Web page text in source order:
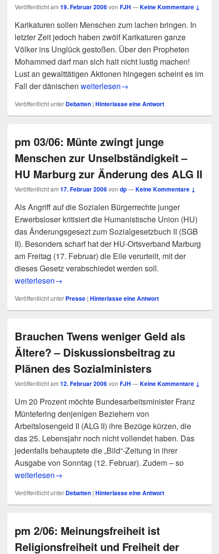
Veröffentlicht am 19. Februar 2006von FJH —Keine Kommentare ↓
Karikaturen sollen Menschen zum lachen bringen. In
letzter Zeit jedoch haben zwölf Karikaturen ganze
Völker ins Unglück gestoßen. Über den Propheten
Mohammed darf man sich halt nicht lustig machen!
Lust an gewalttätigen Aktionen hingegen scheint es im
Fall der dänischen Intelligentes Design oder hässliche
weiterlesen→
Veröffentlicht unter Debatten | Hinterlasse eine Antwort
pm 03/06: Münte zwingt junge
Menschen zur Unselbständigkeit –
HU Marburg zur Änderung des ALG II
Veröffentlicht am 17. Februar 2006von dp—Keine Kommentare ↓
Als Angriff auf die Sozialen Bürgerrechte junger
Erwerbsloser kritisiert die Humanistische Union (HU)
das Änderungsgesezt zum Sozialgesetzbuch II (SGB
II). Besonders scharf hat der HU-Ortsverband Marburg
am Freitag (17. Februar) die Eile verurteilt, mit der
dieses Gesetz verabschiedet werden soll.
pm 03/06: Münte zwingt junge Menschen zur
weiterlesen→
Veröffentlicht unter Presse | Hinterlasse eine Antwort
Brauchen Twens weniger Geld als
Ältere? – Diskussionsbeitrag zu
Plänen des Sozialministers
Veröffentlicht am 12. Februar 2006von FJH —Keine Kommentare ↓
Um 20 Prozent möchte Bundesarbeitsminister Franz
Müntefering denjenigen Beziehern von
Arbeitslosengeld II (ALG II) ihre Bezüge kürzen, die
das 25. Lebensjahr noch nicht vollendet haben. Das
jedenfalls behauptete die „Bild“-Zeitung in ihrer
Ausgabe von Sonntag (12. Februar). Zudem – so
Brauchen Twens weniger Geld als Ältere? –
weiterlesen→
Veröffentlicht unter Debatten | Hinterlasse eine Antwort
pm 2/06: Meinungsfreiheit ist
Religionsfreiheit und Freiheit der